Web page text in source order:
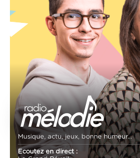
Musique, actu, jeux, bonne humeur...
Ecoutez en direct :